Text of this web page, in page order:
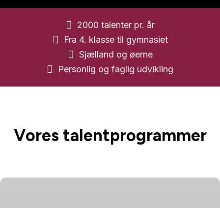
 2000 talenter pr. år
 Fra 4. klasse til gymnasiet
 Sjælland og øerne
 Personlig og faglig udvikling
Vores talentprogrammer